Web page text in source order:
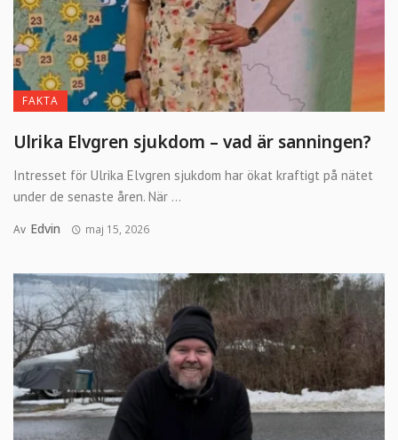
FAKTA
Ulrika Elvgren sjukdom – vad är sanningen?
Intresset för Ulrika Elvgren sjukdom har ökat kraftigt på nätet
under de senaste åren. När ...
Av Edvin maj 15, 2026